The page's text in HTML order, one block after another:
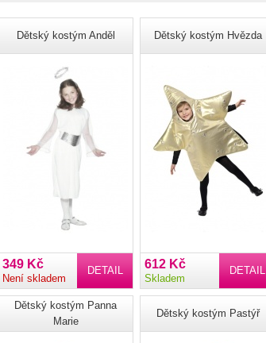
Dětský kostým Anděl
DETAIL
349 Kč
Není skladem
Dětský kostým Hvězda
DETAIL
612 Kč
Skladem
Dětský kostým Panna
Marie
Dětský kostým Pastýř